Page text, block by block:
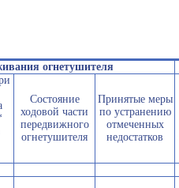
огнетушителя
Состояние
ходовой части
передвижного
огнетушителя
Принятые меры
по устранению
отмеченных
недостатков